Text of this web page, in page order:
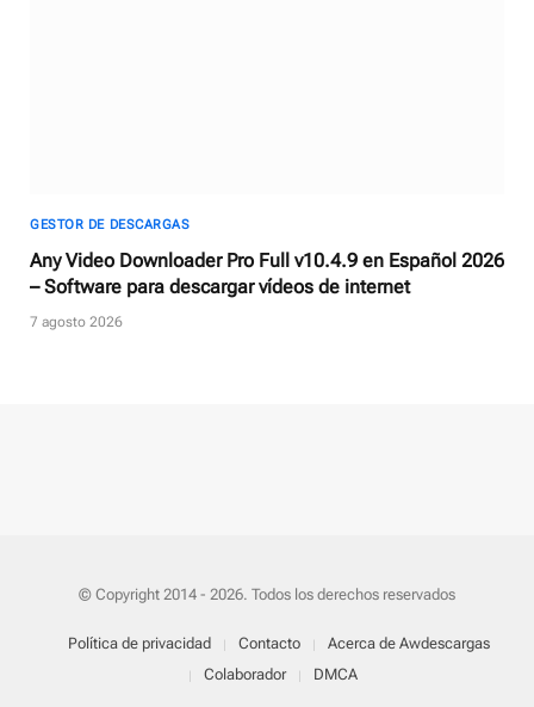
GESTOR DE DESCARGAS
Any Video Downloader Pro Full v10.4.9 en Español 2026
– Software para descargar vídeos de internet
7 agosto 2026
© Copyright 2014 - 2026. Todos los derechos reservados
Política de privacidad Contacto
Acerca de Awdescargas
Colaborador
DMCA